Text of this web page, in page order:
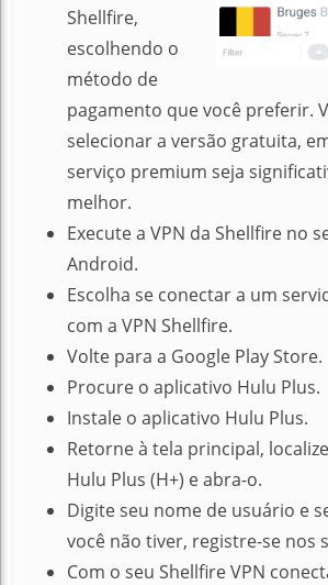
Shellfire,
escolhendo o
método de
pagamento que você preferir.
selecionar a versão gratuita,
serviço premium seja
melhor.
Execute a VPN da Shellfire no
Android.
Escolha se conectar a um
com a VPN Shellfire.
Volte para a Google Play Store.
Procure o aplicativo Hulu Plus.
Instale o aplicativo Hulu Plus.
Retorne à tela principal,
Hulu Plus (H+) e abra-o.
Digite seu nome de usuário e
você não tiver, registre-se nos
Com o seu Shellfire VPN